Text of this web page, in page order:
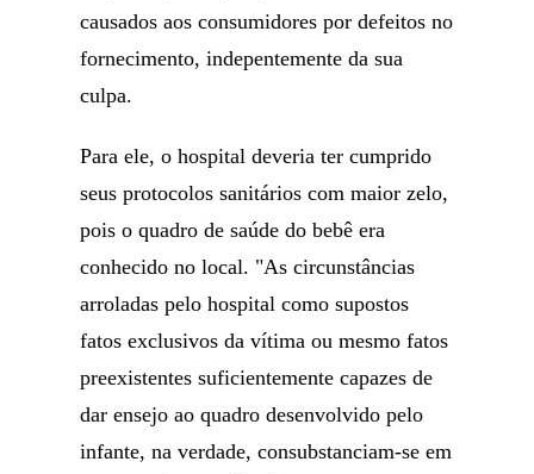
causados aos consumidores por defeitos no
fornecimento, indepentemente da sua
culpa.
Para ele, o hospital deveria ter cumprido
seus protocolos sanitários com maior zelo,
pois o quadro de saúde do bebê era
conhecido no local. "As circunstâncias
arroladas pelo hospital como supostos
fatos exclusivos da vítima ou mesmo fatos
preexistentes suficientemente capazes de
dar ensejo ao quadro desenvolvido pelo
infante, na verdade, consubstanciam-se em